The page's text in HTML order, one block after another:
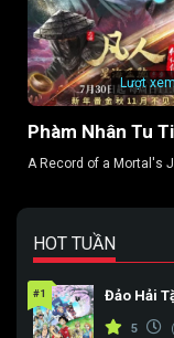
Lượt
Phàm Nhân Tu
A Record of a Mortal's
HOT TUẦN
#1 Đảo Hải
5